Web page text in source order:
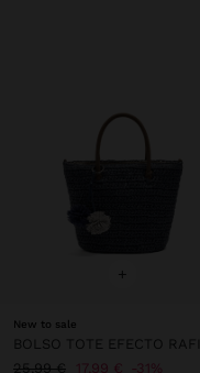
+
New to sale
25,99 €
17,99 € 31%